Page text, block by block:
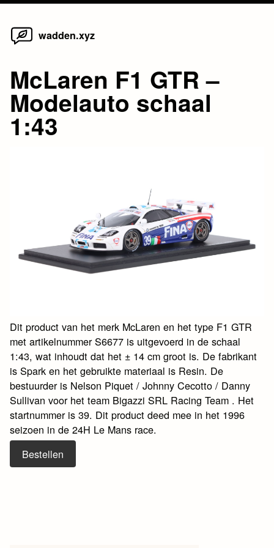
Skip
wadden.xyz
McLaren F1 GTR –
Modelauto schaal
1:43
Dit product van het merk McLaren en het type F1 GTR
met artikelnummer S6677 is uitgevoerd in de schaal
1:43, wat inhoudt dat het ± 14 cm groot is. De fabrikant
is Spark en het gebruikte materiaal is Resin. De
bestuurder is Nelson Piquet / Johnny Cecotto / Danny
Sullivan voor het team Bigazzi SRL Racing Team . Het
startnummer is 39. Dit product deed mee in het 1996
seizoen in de 24H Le Mans race.
Bestellen